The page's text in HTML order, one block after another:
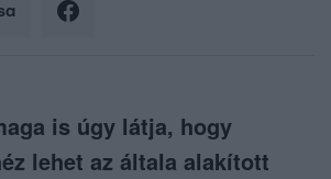
is úgy látja, hogy
lehet az általa alakított